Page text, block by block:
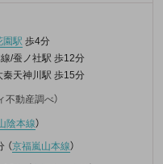
園駅 歩4分
/蚕ノ社駅 歩12分
秦天神川駅 歩15分
不動産調べ）
陰本線）
（京福嵐山本線）